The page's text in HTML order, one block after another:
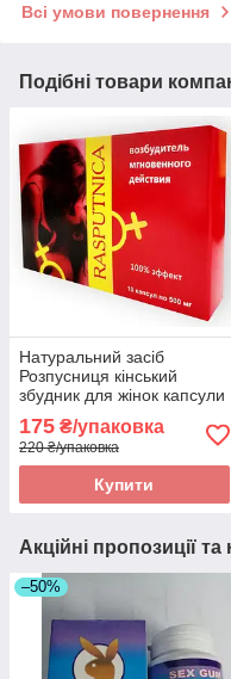
Всі умови повернення
Подібні товари
Натуральний засіб
Розпусниця кінський
збудник для жінок капсули
175 ₴/упаковка
220 ₴/упаковка
Купити
Акційні пропозиції
–50%